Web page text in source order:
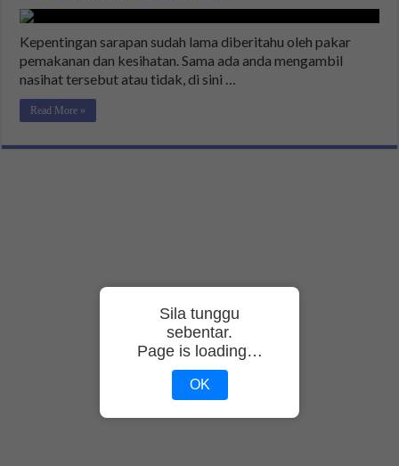
Kepentingan sarapan sudah lama diberitahu oleh pakar
pemakanan dan kesihatan. Sama ada anda mengambil
nasihat tersebut atau tidak, di sini …
Read More »
Sila tunggu
sebentar.
Page is loading…
OK